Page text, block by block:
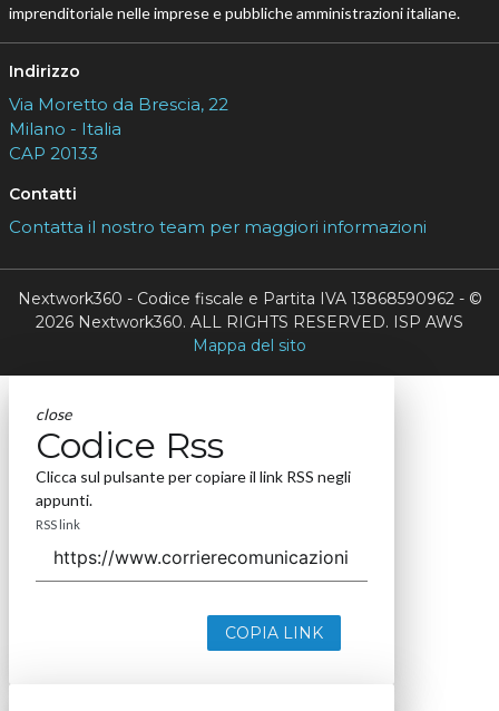
imprenditoriale nelle imprese e pubbliche amministrazioni italiane.
Indirizzo
Via Moretto da Brescia, 22
Milano - Italia
CAP 20133
Contatti
Contatta il nostro team per maggiori informazioni
Nextwork360 - Codice fiscale e Partita IVA 13868590962 - ©
2026 Nextwork360. ALL RIGHTS RESERVED. ISP AWS
Mappa del sito
close
Codice Rss
Clicca sul pulsante per copiare il link RSS negli
appunti.
RSS link
COPIA LINK